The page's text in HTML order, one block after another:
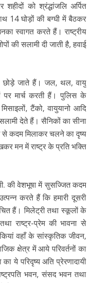
शहीदों को श्रंद्धांजलि अर्पित
14 घोड़ों की बग्घी में बैठकर
स्वागत करते हैं। राष्ट्रीय
की सलामी दी जाती है, हवाई
छोड़े जाते हैं। जल, थल, वायु
पर मार्च करती हैं। पुलिस के
टैंको, वायुयानो आदि
देते हैं। सैनिकों का सीना
कदम मिलाकर चलने का दृष्य
मन में राष्ट्र के प्रति भक्ति
की वेशभूषा में सुसज्जित कदम
करते हैं कि हमारी दूसरी
हैं। मिलेट्री तथा स्कूलों के
राष्ट्र-प्रेम की भावना से
वहाँ के सांस्कृतिक जीवन,
क्षेत्र में आये परिवर्तनों का
ये परिदृष्य अति प्रेरणादायी
भवन, संसद भवन तथा